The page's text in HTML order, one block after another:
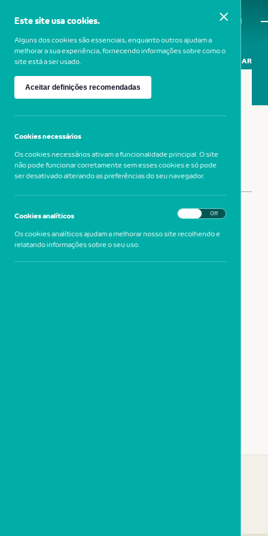
MENU
PARTILHAR
VIEIRA DA SILVA
— 1908-1992, Portugal
PARTILHAR
Este site usa cookies.
Alguns dos cookies são essenciais, enquanto outros ajudam a
melhorar a sua experiência, fornecendo informações sobre como o
site está a ser usado.
Aceitar definições recomendadas
Cookies necessários
Os cookies necessários ativam a funcionalidade principal. O site
não pode funcionar corretamente sem esses cookies e só pode
ser desativado alterando as preferências do seu navegador.
Cookies analíticos Off
Os cookies analíticos ajudam a melhorar nosso site recolhendo e
relatando informações sobre o seu uso.